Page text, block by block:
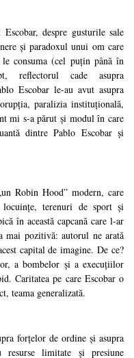
despre gusturile sale
și paradoxul unui om care
consuma (cel puțin până în
reflectorul cade asupra
Escobar le-au avut asupra
paralizia instituțională,
mi s-a părut și modul în care
dintre Pablo Escobar și
Robin Hood” modern, care
terenuri de sport și
în această capcană care l-ar
mai pozitivă: autorul ne arată
capital de imagine. De ce?
a bombelor și a execuțiilor
Caritatea pe care Escobar o
teama generalizată.
forțelor de ordine și asupra
limitate și presiune